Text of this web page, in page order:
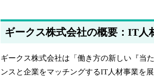
ギークス株式会社の概要：IT人
ギークス株式会社は「働き方の新しい『当
ンスと企業をマッチングするIT人材事業を